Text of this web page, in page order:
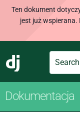
Ten dokument
jest już
Search
Dokumentacja